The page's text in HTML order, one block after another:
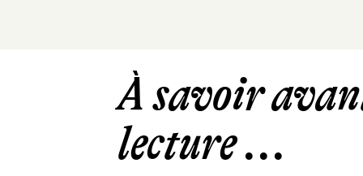
À savoir
lecture ...